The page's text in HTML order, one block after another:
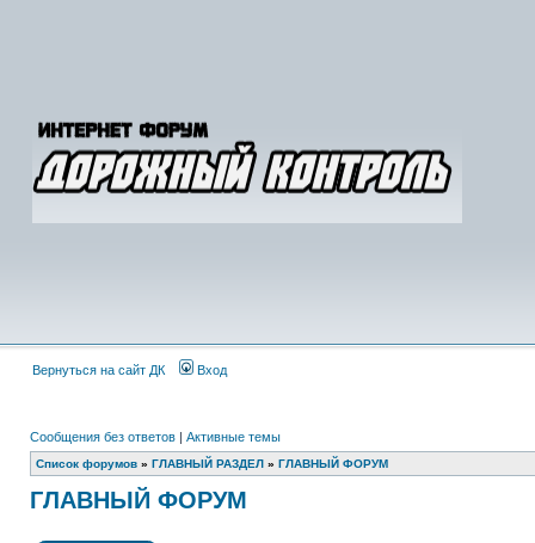
Вернуться на сайт ДК Вход
Сообщения без ответов | Активные темы
Список форумов » ГЛАВНЫЙ РАЗДЕЛ » ГЛАВНЫЙ ФОРУМ
ГЛАВНЫЙ ФОРУМ